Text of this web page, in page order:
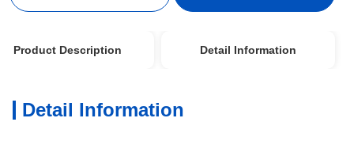
Detail Information
Product Description
Detail Information